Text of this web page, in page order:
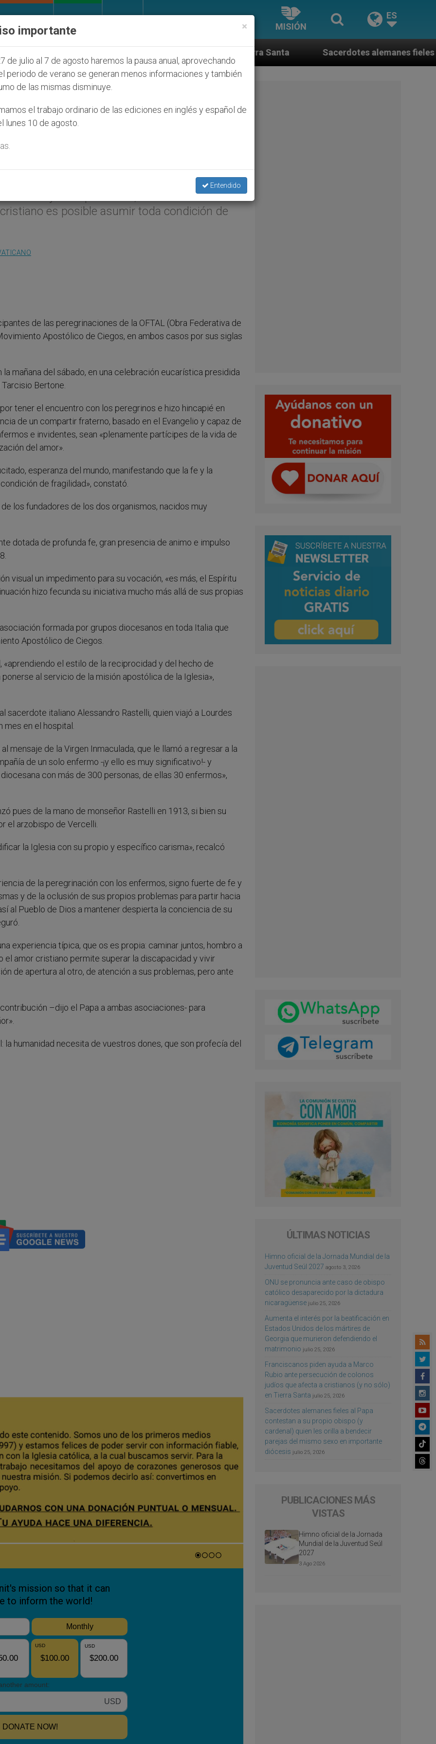
MISIÓN
ES
afecta a cristianos (y no sólo) en Tierra Santa Sacerdotes alemanes fieles al Papa contestan a
superar la
el Papa
2007 (
).- En su encuentro con
y discapacitados, Benedicto XVI
es posible asumir toda condición de
de las peregrinaciones de la OFTAL (Obra Federativa de
Apostólico de Ciegos, en ambos casos por sus siglas
mañana del sábado, en una celebración eucarística presidida
Bertone.
tener el encuentro con los peregrinos e hizo hincapié en
de un compartir fraterno, basado en el Evangelio y capaz de
e invidentes, sean «plenamente partícipes de la vida de
del amor».
esperanza del mundo, manifestando que la fe y la
de fragilidad», constató.
los fundadores de los dos organismos, nacidos muy
dotada de profunda fe, gran presencia de animo e impulso
visual un impedimento para su vocación, «es más, el Espíritu
hizo fecunda su iniciativa mucho más allá de sus propias
formada por grupos diocesanos en toda Italia que
Apostólico de Ciegos.
el estilo de la reciprocidad y del hecho de
al servicio de la misión apostólica de la Iglesia»,
sacerdote italiano Alessandro Rastelli, quien viajó a Lourdes
mes en el hospital.
mensaje de la Virgen Inmaculada, que le llamó a regresar a la
de un solo enfermo -¡y ello es muy significativo!- y
con más de 300 personas, de ellas 30 enfermos»,
pues de la mano de monseñor Rastelli en 1913, si bien su
el arzobispo de Vercelli.
la Iglesia con su propio y específico carisma», recalcó
de la peregrinación con los enfermos, signo fuerte de fe y
y de la oclusión de sus propios problemas para partir hacia
al Pueblo de Dios a mantener despierta la conciencia de su
experiencia típica, que os es propia: caminar juntos, hombro a
el amor cristiano permite superar la discapacidad y vivir
de apertura al otro, de atención a sus problemas, pero ante
–dijo el Papa a ambas asociaciones- para
humanidad necesita de vuestros dones, que son profecía del
ÚLTIMAS NOTICIAS
Himno oficial de la Jornada Mundial de la
Juventud Seúl 2027 agosto 3, 2026
ONU se pronuncia ante caso de obispo
católico desaparecido por la dictadura
nicaragüense julio 25, 2026
Aumenta el interés por la beatificación en
Estados Unidos de los mártires de
Georgia que murieron defendiendo el
matrimonio julio 25, 2026
Franciscanos piden ayuda a Marco
Rubio ante persecución de colonos
judíos que afecta a cristianos (y no sólo)
en Tierra Santa julio 25, 2026
Sacerdotes alemanes fieles al Papa
contestan a su propio obispo (y
cardenal) quien les orilla a bendecir
parejas del mismo sexo en importante
diócesis julio 25, 2026
PUBLICACIONES MÁS
VISTAS
Himno oficial de la Jornada
Mundial de la Juventud Seúl
2027
3 Ago 2026
×
importante
de julio al 7 de agosto haremos la pausa anual, aprovechando
periodo de verano se generan menos informaciones y también
de las mismas disminuye.
el trabajo ordinario de las ediciones en inglés y español de
lunes 10 de agosto.
Entendido